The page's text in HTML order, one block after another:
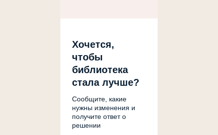
Хочется,
чтобы
библиотека
стала лучше?
Сообщите, какие
нужны изменения и
получите ответ о
решении